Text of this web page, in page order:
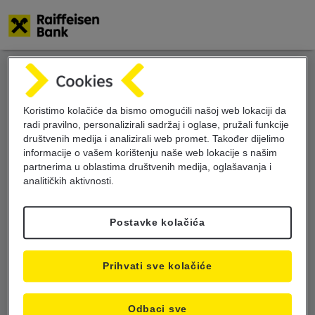
Skoči
sadržaj
Koristimo kolačiće da bismo omogućili našoj web lokaciji da
radi pravilno, personalizirali sadržaj i oglase, pružali funkcije
društvenih medija i analizirali web promet. Također dijelimo
informacije o vašem korištenju naše web lokacije s našim
partnerima u oblastima društvenih medija, oglašavanja i
analitičkih aktivnosti.
Postavke kolačića
Odbaci sve
Prihvati sve kolačiće